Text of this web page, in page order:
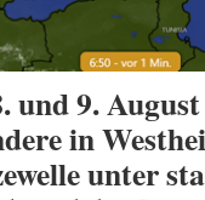
und 9.
in
unter